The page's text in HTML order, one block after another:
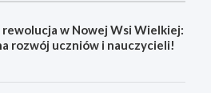
rewolucja w Nowej Wsi Wielkiej:
rozwój uczniów i nauczycieli!